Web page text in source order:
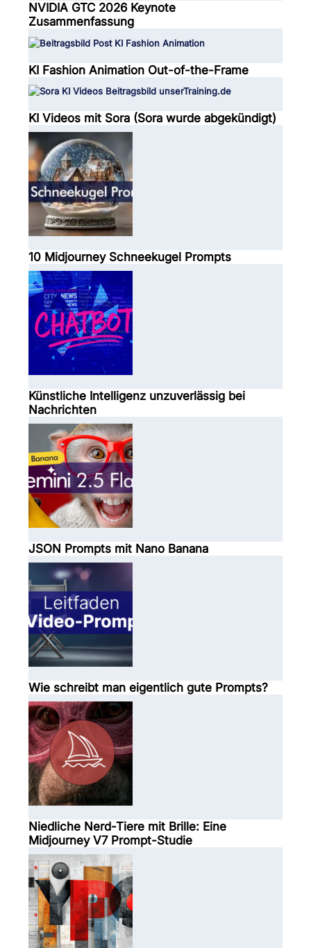
NVIDIA GTC 2026 Keynote
Zusammenfassung
KI Fashion Animation Out-of-the-Frame
KI Videos mit Sora (Sora wurde abgekündigt)
10 Midjourney Schneekugel Prompts
Künstliche Intelligenz unzuverlässig bei
Nachrichten
JSON Prompts mit Nano Banana
Wie schreibt man eigentlich gute Prompts?
Niedliche Nerd-Tiere mit Brille: Eine
Midjourney V7 Prompt-Studie